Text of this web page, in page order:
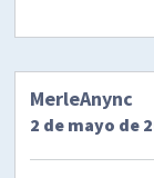
MerleAnync
2 de mayo de